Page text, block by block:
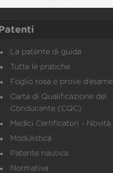
Patenti
La patente di guida
Tutte le pratiche
Foglio rosa e prove d’esame
Carta di Qualificazione del
Conducente (CQC)
Medici Certificatori - Novità
Modulistica
Patente nautica
Normativa